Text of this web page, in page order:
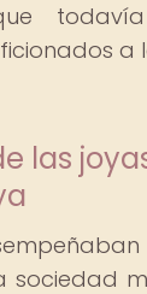
a
las
sociedad